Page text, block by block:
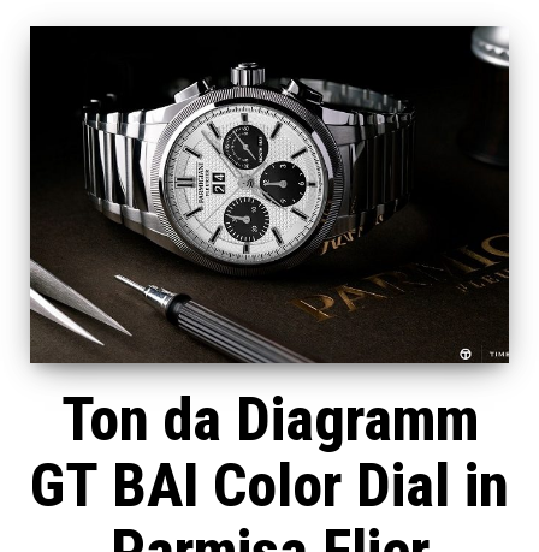
Ton da Diagramm
GT BAI Color Dial in